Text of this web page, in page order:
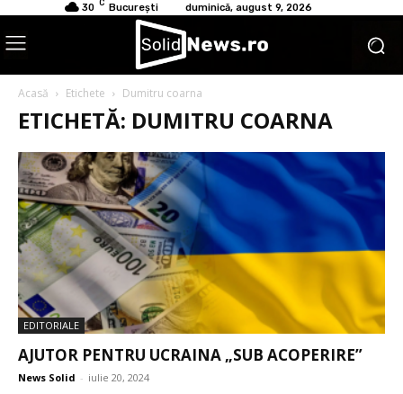
30 C București duminică, august 9, 2026
Acasă Etichete Dumitru coarna
ETICHETĂ: DUMITRU COARNA
EDITORIALE
AJUTOR PENTRU UCRAINA „SUB ACOPERIRE”
News Solid - iulie 20, 2024